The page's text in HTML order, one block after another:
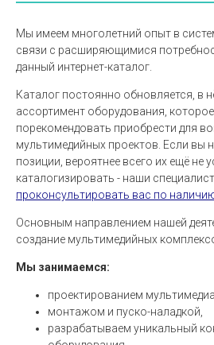
Мы имеем многолетний опыт в
связи с расширяющимися
данный интернет-каталог.
Каталог постоянно обновляется, в
ассортимент оборудования,
порекомендовать приобрести для
мультимедийных проектов. Если вы
позиции, вероятнее всего их ещё не
каталогизировать - наши
проконсультировать вас по
Основным направлением нашей
создание мультимедийных
Мы занимаемся:
проектированием
монтажом и пуско-наладкой,
разрабатываем уникальный